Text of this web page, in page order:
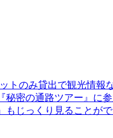
のみ貸出で観光情
密の通路ツアー』に
じっくり見ることが